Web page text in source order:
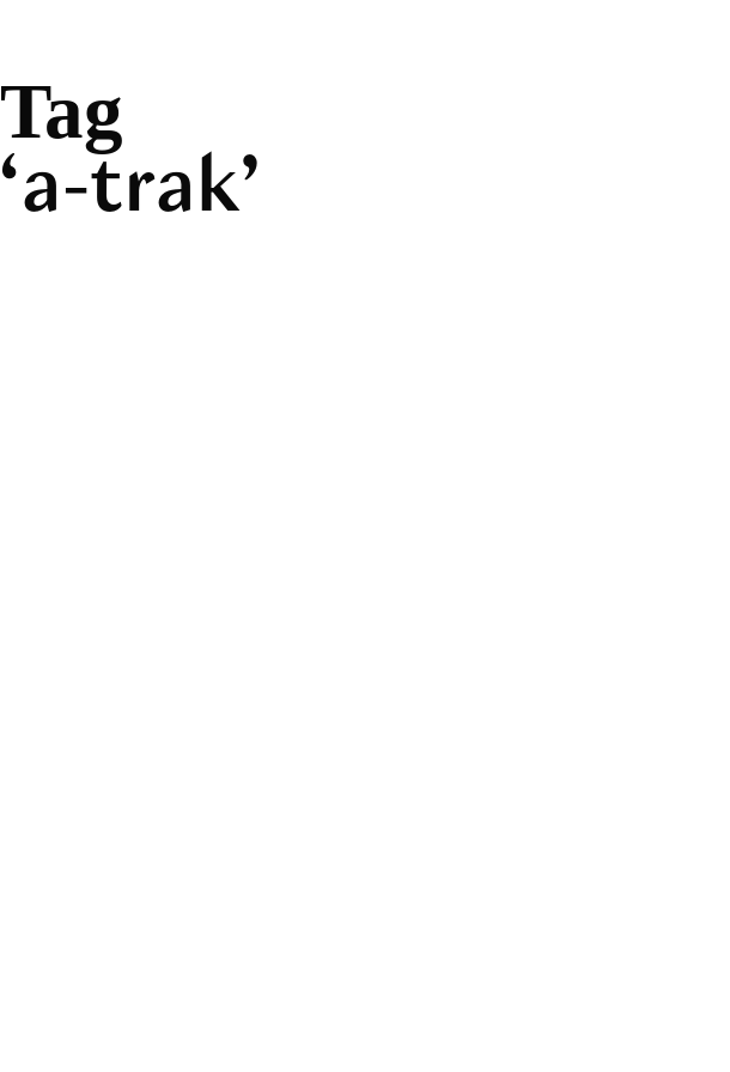
Tag
a-trak